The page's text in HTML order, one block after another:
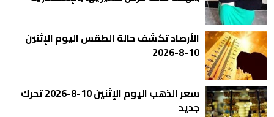
الأرصاد تكشف حالة الطقس اليوم الإثنين
10-8-2026
سعر الذهب اليوم الإثنين 10-8-2026 تحرك
جديد